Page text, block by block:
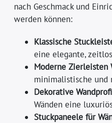
nach Geschmack und
werden können:
Klassische
eine elegante,
Moderne Zierleisten
minimalistische und
Dekorative
Wänden eine
Stuckpaneele für